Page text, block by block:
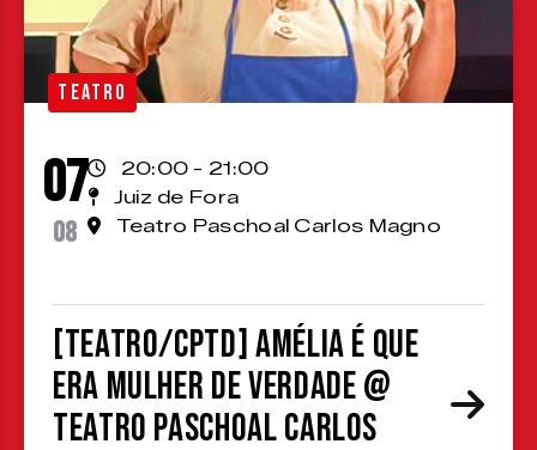
TEATRO
07
08
20:00 - 21:00
Juiz de Fora
Teatro Paschoal Carlos Magno
[TEATRO/CPTD] Amélia é que
era mulher de verdade @
Teatro Paschoal Carlos